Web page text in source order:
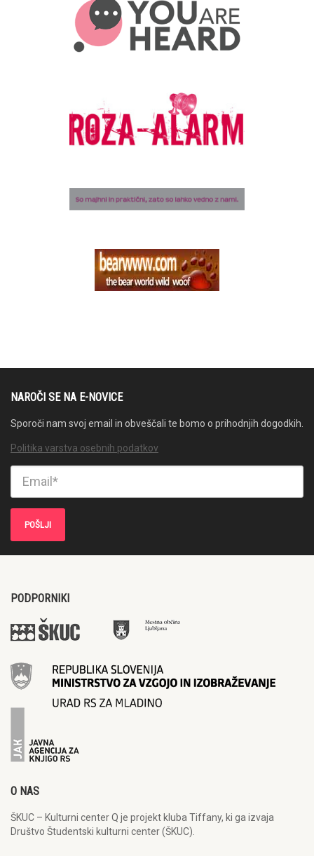
NAROČI SE NA E-NOVICE
Sporoči nam svoj email in obveščali te bomo o prihodnjih dogodkih.
Politika varstva osebnih podatkov
PODPORNIKI
O NAS
ŠKUC – Kulturni center Q je projekt kluba Tiffany, ki ga izvaja
Društvo Študentski kulturni center (ŠKUC).